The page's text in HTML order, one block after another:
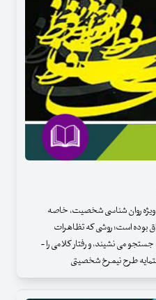
ویژه روان شناسی شخصیت، خاصه
بوده است؛ روشی که تظاهرات
می نشیند، و رفتار کلامی را -
طرح نیمرخ شخصیتی